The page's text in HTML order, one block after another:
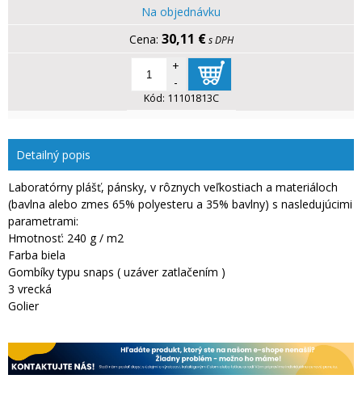
Na objednávku
30,11 € s DPH
+
-
Kód: 11101813C
Detailný popis
Laboratórny plášť, pánsky, v rôznych veľkostiach a materiáloch
(bavlna alebo zmes 65% polyesteru a 35% bavlny) s nasledujúcimi
parametrami:
Hmotnosť: 240 g / m2
Farba biela
Gombíky typu snaps ( uzáver zatlačením )
3 vrecká
Golier